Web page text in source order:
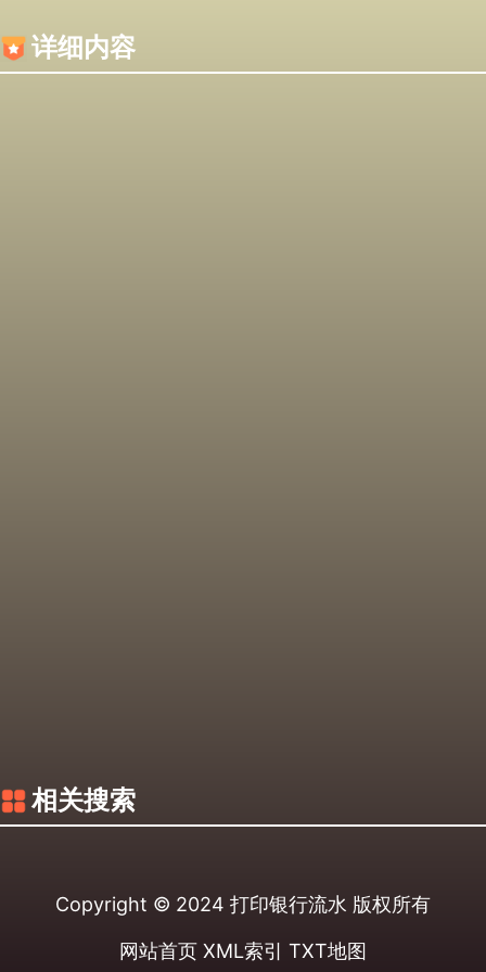
详细内容
相关搜索
Copyright © 2024 打印银行流水 版权所有
网站首页 XML索引 TXT地图